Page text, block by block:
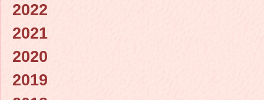
2022
2021
2020
2019